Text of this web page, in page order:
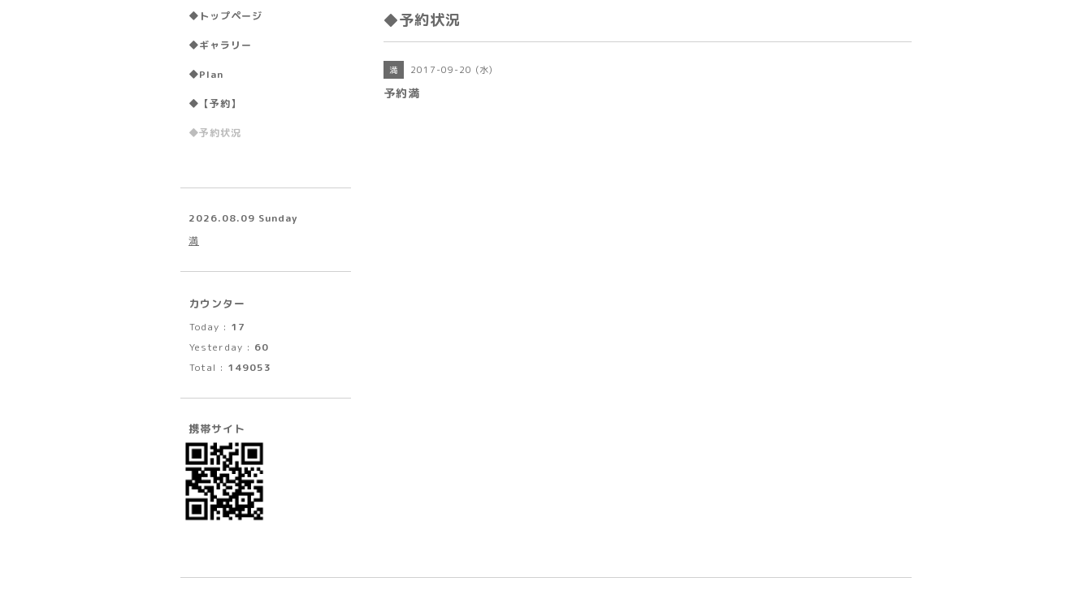
◆予約状況
満 2017-09-20 (水)
予約満
◆トップページ
◆ギャラリー
◆Plan
◆【予約】
◆予約状況
2026.08.09 Sunday
満
カウンター
Today : 17
Yesterday : 60
Total : 149053
携帯サイト